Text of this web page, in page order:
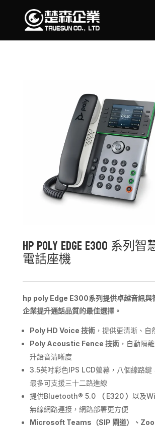
HP Poly Edge E300 系列智
電話座機
hp poly Edge E300系列提供卓越音訊與
企業提升通話品質的最佳選擇。
Poly HD Voice 技術，提供更清晰、自
Poly Acoustic Fence 技術，自動隔
升語音清晰度
3.5英吋彩色IPS LCD螢幕，八個線路鍵
最多可支援三十二路進線
提供Bluetooth® 5.0
（ E320） 以及
無線網路連接，網路部署更方便
Microsoft Teams （SIP 閘道）、